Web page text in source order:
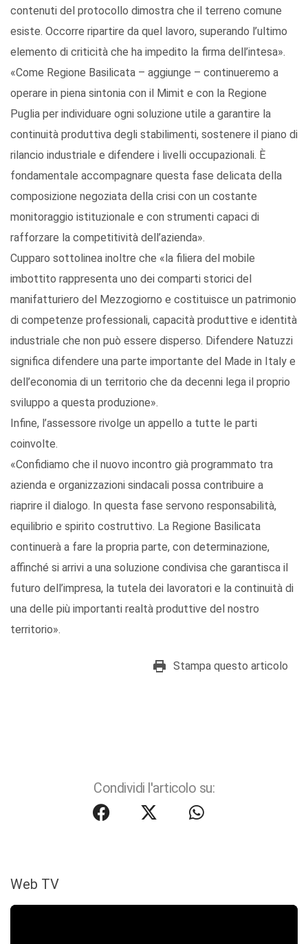
contenuti del protocollo dimostra che il terreno comune
esiste. Occorre ripartire da quel lavoro, superando l’ultimo
elemento di criticità che ha impedito la firma dell’intesa».
«Come Regione Basilicata – aggiunge – continueremo a
operare in piena sintonia con il Mimit e con la Regione
Puglia per individuare ogni soluzione utile a garantire la
continuità produttiva degli stabilimenti, sostenere il piano di
rilancio industriale e difendere i livelli occupazionali. È
fondamentale accompagnare questa fase delicata della
composizione negoziata della crisi con un costante
monitoraggio istituzionale e con strumenti capaci di
rafforzare la competitività dell’azienda».
Cupparo sottolinea inoltre che «la filiera del mobile
imbottito rappresenta uno dei comparti storici del
manifatturiero del Mezzogiorno e costituisce un patrimonio
di competenze professionali, capacità produttive e identità
industriale che non può essere disperso. Difendere Natuzzi
significa difendere una parte importante del Made in Italy e
dell’economia di un territorio che da decenni lega il proprio
sviluppo a questa produzione».
Infine, l’assessore rivolge un appello a tutte le parti
coinvolte.
«Confidiamo che il nuovo incontro già programmato tra
azienda e organizzazioni sindacali possa contribuire a
riaprire il dialogo. In questa fase servono responsabilità,
equilibrio e spirito costruttivo. La Regione Basilicata
continuerà a fare la propria parte, con determinazione,
affinché si arrivi a una soluzione condivisa che garantisca il
futuro dell’impresa, la tutela dei lavoratori e la continuità di
una delle più importanti realtà produttive del nostro
territorio».
Stampa questo articolo
Condividi l'articolo su:
Web TV